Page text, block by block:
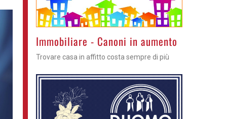
>Immobiliare - Canoni in aumento
Trovare casa in affitto costa sempre di più